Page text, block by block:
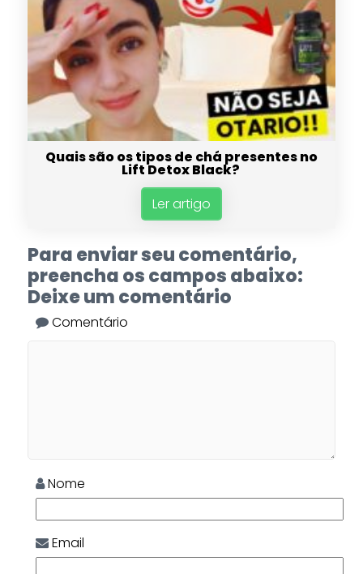
Quais são os tipos de chá presentes no
Lift Detox Black?
Ler artigo
Para enviar seu comentário,
preencha os campos abaixo:
Deixe um comentário
Comentário
Nome
Email